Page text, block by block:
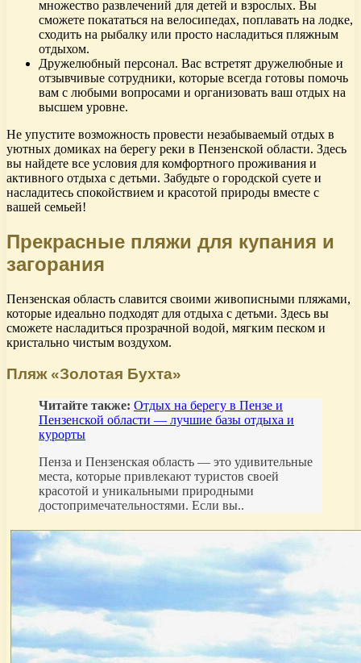
множество развлечений для детей и взрослых. Вы
сможете покататься на велосипедах, поплавать на лодке,
сходить на рыбалку или просто насладиться пляжным
отдыхом.
Дружелюбный персонал. Вас встретят дружелюбные и
отзывчивые сотрудники, которые всегда готовы помочь
вам с любыми вопросами и организовать ваш отдых на
высшем уровне.
Не упустите возможность провести незабываемый отдых в
уютных домиках на берегу реки в Пензенской области. Здесь
вы найдете все условия для комфортного проживания и
активного отдыха с детьми. Забудьте о городской суете и
насладитесь спокойствием и красотой природы вместе с
вашей семьей!
Прекрасные пляжи для купания и
загорания
Пензенская область славится своими живописными пляжами,
которые идеально подходят для отдыха с детьми. Здесь вы
сможете насладиться прозрачной водой, мягким песком и
кристально чистым воздухом.
Пляж «Золотая Бухта»
Читайте также: Отдых на берегу в Пензе и
Пензенской области — лучшие базы отдыха и
курорты
Пенза и Пензенская область — это удивительные
места, которые привлекают туристов своей
красотой и уникальными природными
достопримечательностями. Если вы..